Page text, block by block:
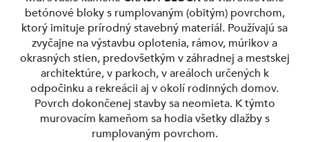
betónové bloky s rumplovaným (obitým) povrchom,
ktorý imituje prírodný stavebný materiál. Používajú sa
zvyčajne na výstavbu oplotenia, rámov, múrikov a
okrasných stien, predovšetkým v záhradnej a mestskej
architektúre, v parkoch, v areáloch určených k
odpočinku a rekreácii aj v okolí rodinných domov.
Povrch dokončenej stavby sa neomieta. K týmto
murovacím kameňom sa hodia všetky dlažby s
rumplovaným povrchom.